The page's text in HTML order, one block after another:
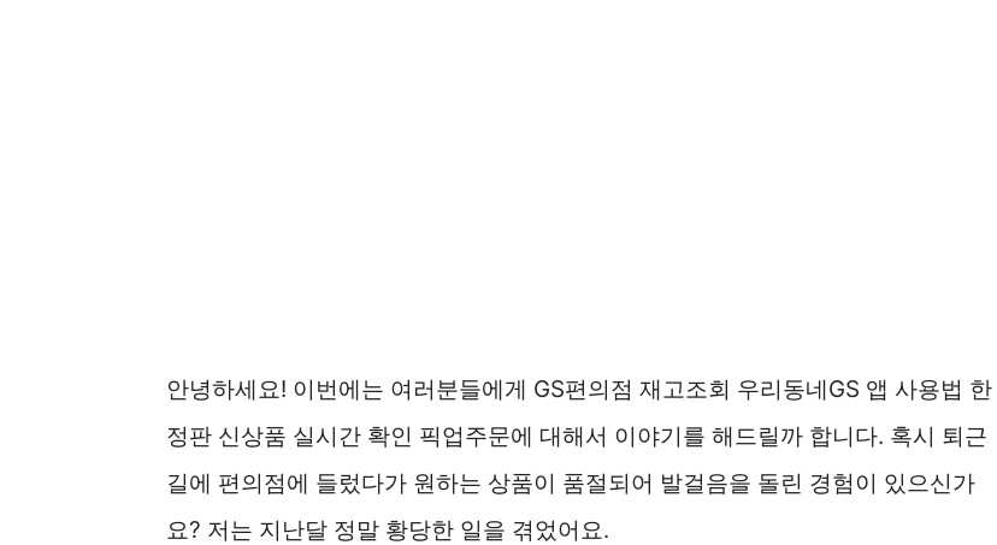
안녕하세요! 이번에는 여러분들에게 GS편의점 재고조회 우리동네GS 앱 사용법 한
정판 신상품 실시간 확인 픽업주문에 대해서 이야기를 해드릴까 합니다. 혹시 퇴근
길에 편의점에 들렀다가 원하는 상품이 품절되어 발걸음을 돌린 경험이 있으신가
요? 저는 지난달 정말 황당한 일을 겪었어요.